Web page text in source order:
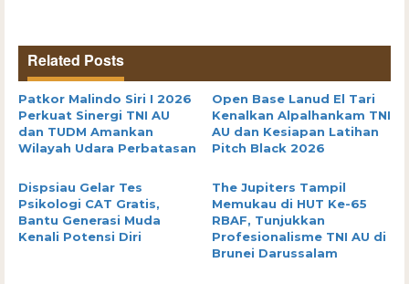
Related Posts
Patkor Malindo Siri I 2026
Perkuat Sinergi TNI AU
dan TUDM Amankan
Wilayah Udara Perbatasan
Open Base Lanud El Tari
Kenalkan Alpalhankam TNI
AU dan Kesiapan Latihan
Pitch Black 2026
Dispsiau Gelar Tes
Psikologi CAT Gratis,
Bantu Generasi Muda
Kenali Potensi Diri
The Jupiters Tampil
Memukau di HUT Ke-65
RBAF, Tunjukkan
Profesionalisme TNI AU di
Brunei Darussalam